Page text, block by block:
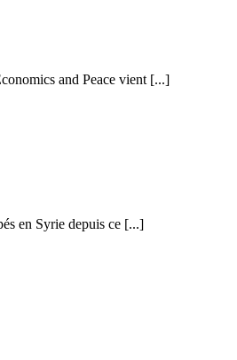
and Peace vient [...]
en Syrie depuis ce [...]